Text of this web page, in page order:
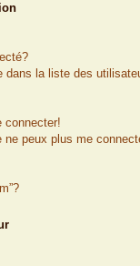
dans la liste des
connecter!
peux plus me